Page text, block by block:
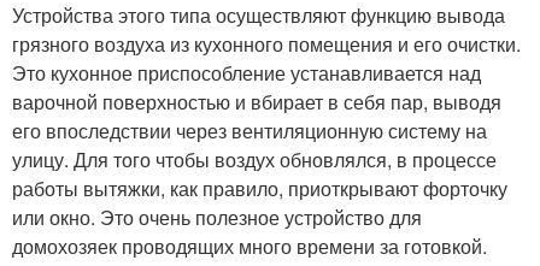
Устройства этого типа осуществляют функцию вывода
грязного воздуха из кухонного помещения и его очистки.
Это кухонное приспособление устанавливается над
варочной поверхностью и вбирает в себя пар, выводя
его впоследствии через вентиляционную систему на
улицу. Для того чтобы воздух обновлялся, в процессе
работы вытяжки, как правило, приоткрывают форточку
или окно. Это очень полезное устройство для
домохозяек проводящих много времени за готовкой.